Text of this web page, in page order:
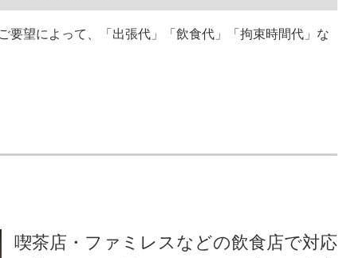
望によって、「出張代」「飲食代」「拘束時間代」な
喫茶店・ファミレスなどの飲食店で対応